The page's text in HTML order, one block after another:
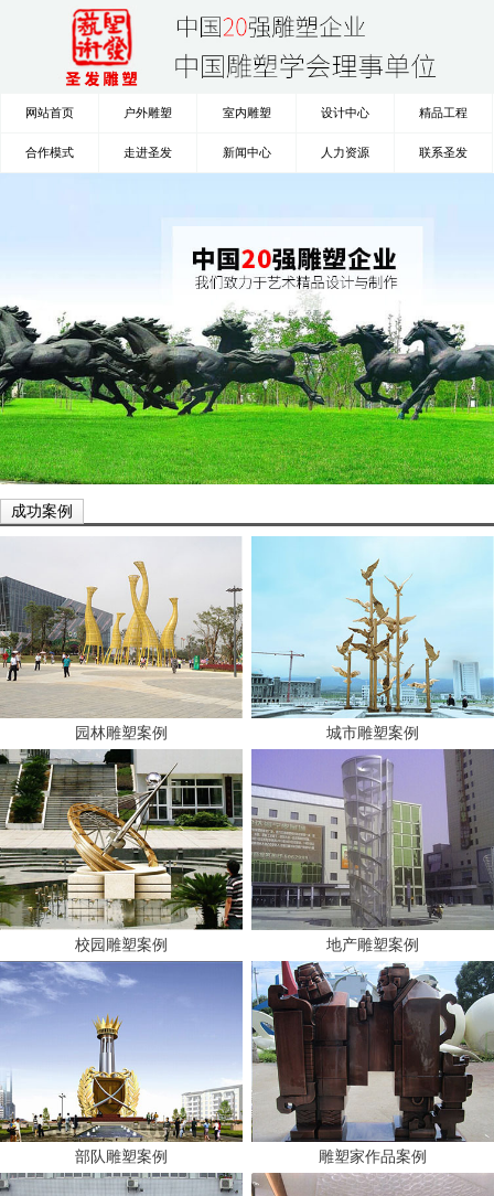
网站首页 户外雕塑 室内雕塑 设计中心 精品工程
合作模式 走进圣发 新闻中心 人力资源 联系圣发
成功案例
园林雕塑案例
校园雕塑案例
部队雕塑案例
城市雕塑案例
地产雕塑案例
雕塑家作品案例